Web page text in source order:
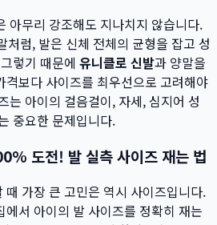
아무리 강조해도 지나치지 않습니다.
럼, 발은 신체 전체의 균형을 잡고 성
렇기 때문에 유니클로 신발과 양말을
격보다 사이즈를 최우선으로 고려해야
는 아이의 걸음걸이, 자세, 심지어 성
중요한 문제입니다.
도전! 발 실측 사이즈 재는 법
때 가장 큰 고민은 역시 사이즈입니다.
서 아이의 발 사이즈를 정확히 재는